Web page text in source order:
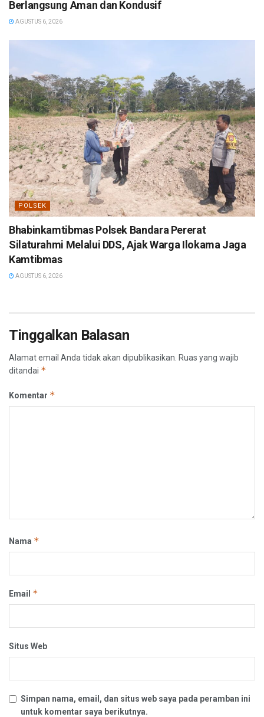
Berlangsung Aman dan Kondusif
AGUSTUS 6, 2026
POLSEK
Bhabinkamtibmas Polsek Bandara Pererat
Silaturahmi Melalui DDS, Ajak Warga Ilokama Jaga
Kamtibmas
AGUSTUS 6, 2026
Tinggalkan Balasan
Alamat email Anda tidak akan dipublikasikan. Ruas yang wajib
ditandai *
Komentar *
Nama *
Email *
Situs Web
Simpan nama, email, dan situs web saya pada peramban ini
untuk komentar saya berikutnya.